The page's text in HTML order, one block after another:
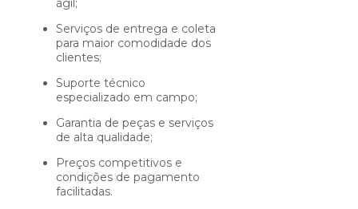
ágil;
Serviços de entrega e coleta
para maior comodidade dos
clientes;
Suporte técnico
especializado em campo;
Garantia de peças e serviços
de alta qualidade;
Preços competitivos e
condições de pagamento
facilitadas.